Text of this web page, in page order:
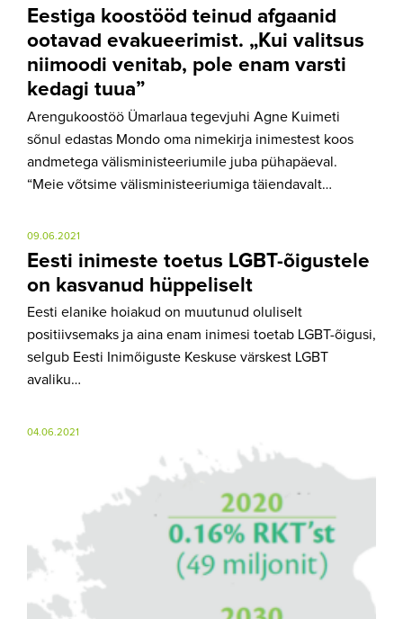
Eestiga koostööd teinud afgaanid
ootavad evakueerimist. „Kui valitsus
niimoodi venitab, pole enam varsti
kedagi tuua”
Arengukoostöö Ümarlaua tegevjuhi Agne Kuimeti
sõnul edastas Mondo oma nimekirja inimestest koos
andmetega välisministeeriumile juba pühapäeval.
“Meie võtsime välisministeeriumiga täiendavalt…
09.06.2021
Eesti inimeste toetus LGBT-õigustele
on kasvanud hüppeliselt
Eesti elanike hoiakud on muutunud oluliselt
positiivsemaks ja aina enam inimesi toetab LGBT-õigusi,
selgub Eesti Inimõiguste Keskuse värskest LGBT
avaliku…
04.06.2021